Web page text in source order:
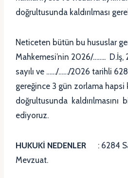
doğrultusunda kaldırılması
Neticeten bütün bu hususlar
Mahkemesi’nin 2026/……..
sayılı ve ……/……/2026 tarihli
gereğince 3 gün zorlama hapsi
doğrultusunda kaldırılmasını
ediyoruz.
HUKUKİ NEDENLER : 6284
Mevzuat.